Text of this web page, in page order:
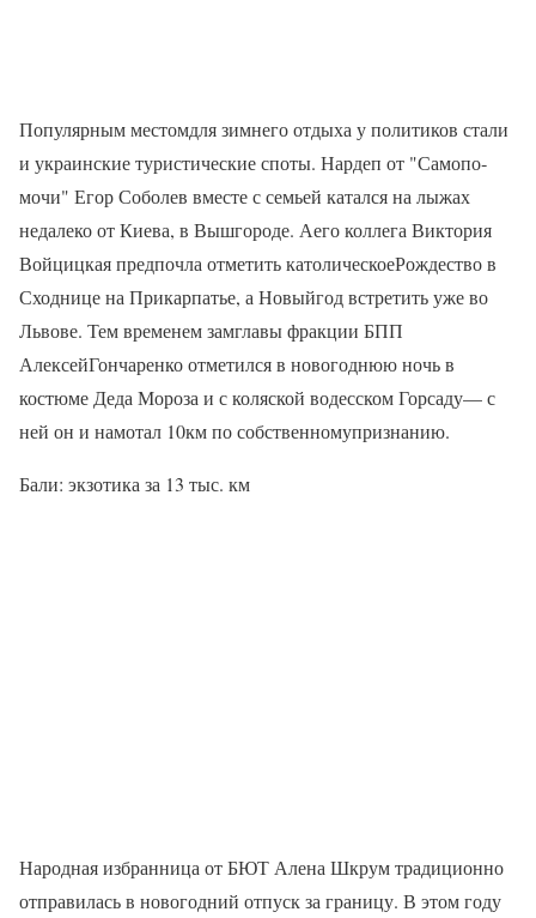
Популярным местомдля зимнего отдыха у политиков стали
и украинские туристические споты. Нардеп от "Самопо­
мочи" Егор Соболев вместе с семьей ка­тался на лыжах
недалеко от Киева, в Вышгороде. Аего коллега Виктория
Войцицкая предпочла отметить католическоеРождество в
Сходнице на Прикарпатье, а Новыйгод встретить уже во
Львове. Тем временем замглавы фракции БПП
АлексейГончаренко отметился в новогоднюю ночь в
костюме Деда Мороза и с коляской водесском Горсаду— с
ней он и намотал 10км по собственномупризнанию.
Бали: экзотика за 13 тыс. км
Народная избранница от БЮТ Алена Шкрум традиционно
отправилась в новогодний отпуск за границу. В этом году